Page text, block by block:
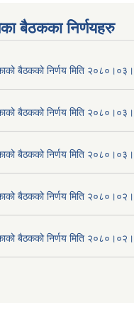
बैठकका निर्णयहरु
बैठकको निर्णय मिति
बैठकको निर्णय मिति
बैठकको निर्णय मिति
बैठकको निर्णय मिति
बैठकको निर्णय मिति